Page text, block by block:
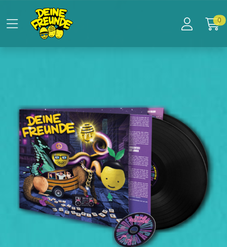
Zum Hauptinhalt springen
0
Startseite
Produkte
ordentlich durcheinander